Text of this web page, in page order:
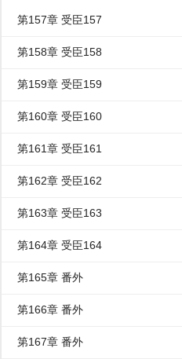
第157章 受臣157
第158章 受臣158
第159章 受臣159
第160章 受臣160
第161章 受臣161
第162章 受臣162
第163章 受臣163
第164章 受臣164
第165章 番外
第166章 番外
第167章 番外